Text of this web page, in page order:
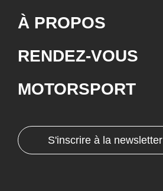
À PROPOS
RENDEZ-VOUS
MOTORSPORT
S'inscrire à la newsletter